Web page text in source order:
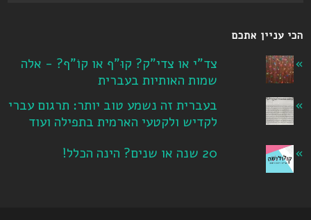
הכי עניין אתכם
צד"י או צדי"ק? קוּ"ף או קוֹ"ף? - אלה
שמות האותיות בעברית
בעברית זה נשמע טוב יותר: תרגום עברי
לקדיש ולקטעי הארמית בתפילה ועוד
20 שנה או שנים? הינה הכלל!